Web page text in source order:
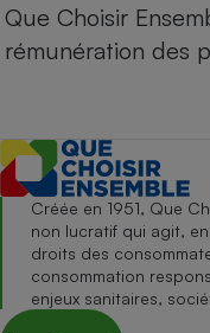
Que Choisir
rémunération des
Créée en 1951, Que
non lucratif qui agit,
droits des
consommation
enjeux sanitaires,